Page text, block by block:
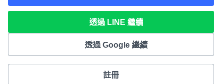
透過 LINE 繼續
透過 Google 繼續
註冊